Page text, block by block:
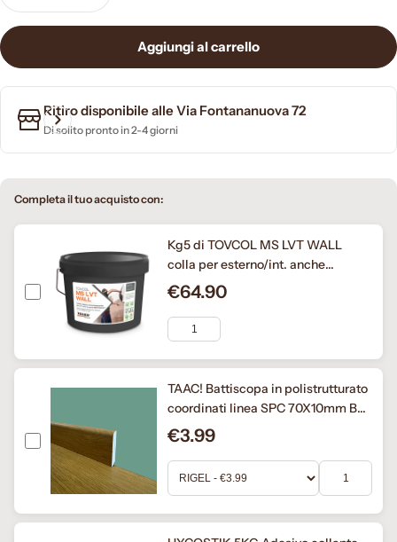
Aggiungi al carrello
Ritiro disponibile alle Via Fontananuova 72
Di solito pronto in 2-4 giorni
Completa il tuo acquisto con:
Kg5 di TOVCOL MS LVT WALL
colla per esterno/int. anche
verticale cappotti, PVC, LVT, WPC,
SPC, PU, idrofoba.
€64.90
TAAC! Battiscopa in polistrutturato
coordinati linea SPC 70X10mm BC
Marmo, legno, cemento (prezzo al
metro)
€3.99